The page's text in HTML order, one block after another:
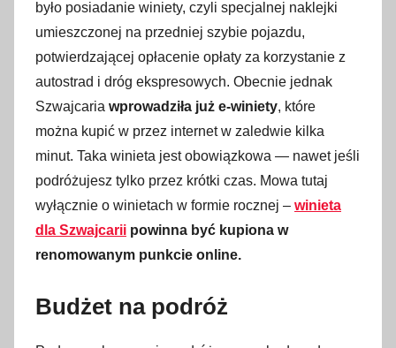
było posiadanie winiety, czyli specjalnej naklejki
umieszczonej na przedniej szybie pojazdu,
potwierdzającej opłacenie opłaty za korzystanie z
autostrad i dróg ekspresowych. Obecnie jednak
Szwajcaria wprowadziła już e-winiety, które
można kupić w przez internet w zaledwie kilka
minut. Taka winieta jest obowiązkowa — nawet jeśli
podróżujesz tylko przez krótki czas. Mowa tutaj
wyłącznie o winietach w formie rocznej – winieta
dla Szwajcarii powinna być kupiona w
renomowanym punkcie online.
Budżet na podróż